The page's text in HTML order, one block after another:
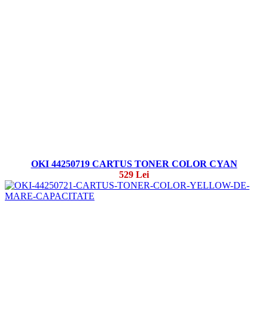
OKI 44250719 CARTUS TONER COLOR CYAN
529 Lei